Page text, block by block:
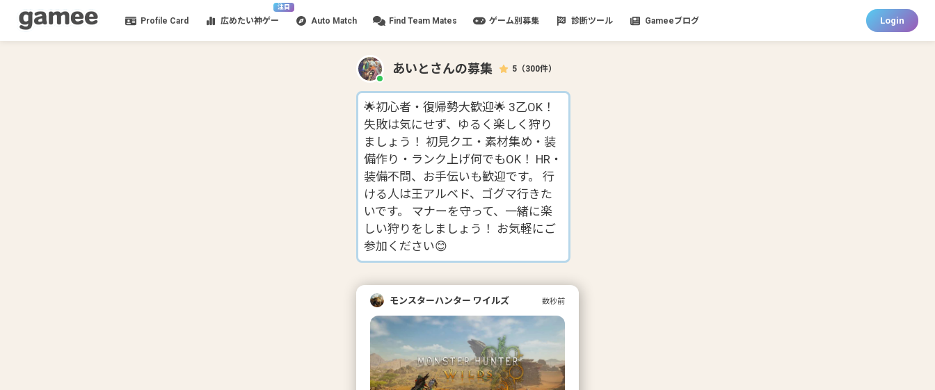
Profile Card
注目
広めたい神ゲー Auto Match Find Team Mates ゲーム別募集 診断ツール Gameeブログ Login
あいと さんの募集 5 （300件）
🌟初心者・復帰勢大歓迎🌟 3乙OK！
失敗は気にせず、ゆるく楽しく狩り
ましょう！ 初見クエ・素材集め・装
備作り・ランク上げ何でもOK！ HR・
装備不問、お手伝いも歓迎です。 行
ける人は王アルベド、ゴグマ行きた
いです。 マナーを守って、一緒に楽
しい狩りをしましょう！ お気軽にご
参加ください😊
モンスターハンター ワイルズ 数秒前